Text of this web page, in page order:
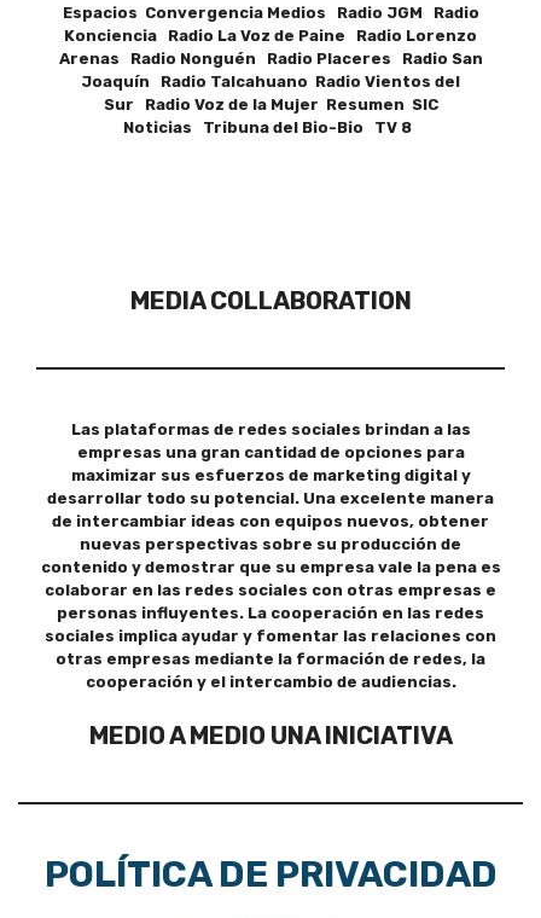
Espacios Convergencia Medios Radio JGM Radio
Konciencia Radio La Voz de Paine Radio Lorenzo
Arenas Radio Nonguén Radio Placeres Radio San
Joaquín Radio Talcahuano Radio Vientos del
Sur Radio Voz de la Mujer Resumen SIC
Noticias Tribuna del Bio-Bio TV 8
MEDIA COLLABORATION
Las plataformas de redes sociales brindan a las
empresas una gran cantidad de opciones para
maximizar sus esfuerzos de marketing digital y
desarrollar todo su potencial. Una excelente manera
de intercambiar ideas con equipos nuevos, obtener
nuevas perspectivas sobre su producción de
contenido y demostrar que su empresa vale la pena es
colaborar en las redes sociales con otras empresas e
personas influyentes. La cooperación en las redes
sociales implica ayudar y fomentar las relaciones con
otras empresas mediante la formación de redes, la
cooperación y el intercambio de audiencias.
MEDIO A MEDIO UNA INICIATIVA
POLÍTICA DE PRIVACIDAD